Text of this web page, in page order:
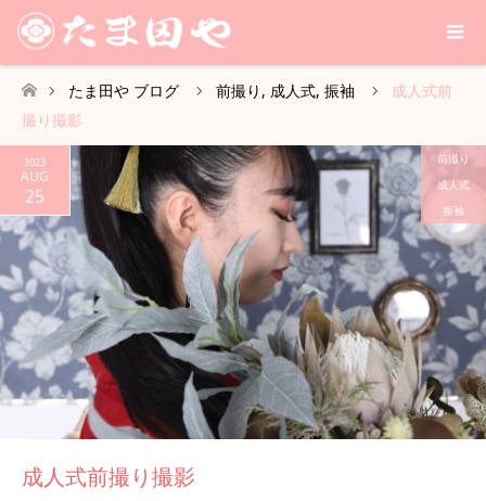
ホーム
たま田や ブログ 前撮り , 成人式, 振袖
成人式前
撮り撮影
2023
AUG
25
前撮り
成人式
振袖
成人式前撮り撮影